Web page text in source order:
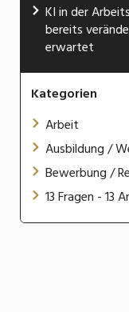
KI in der
bereits
erwartet
Kategorien
Arbeit
Ausbildung /
Bewerbung /
13 Fragen - 13